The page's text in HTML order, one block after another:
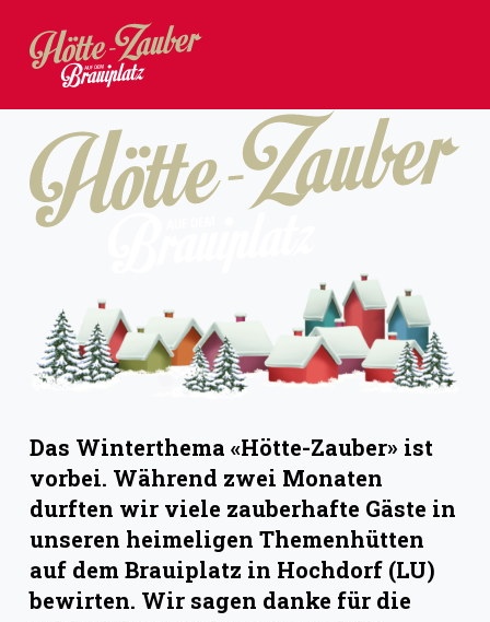
u
n
h
n
g
e
n
Das Winterthema «Hötte-Zauber» ist
vorbei. Während zwei Monaten
durften wir viele zauberhafte Gäste in
unseren heimeligen Themenhütten
auf dem Brauiplatz in Hochdorf (LU)
bewirten. Wir sagen danke für die